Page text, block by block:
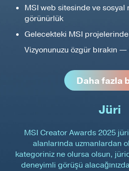
MSI web sitesinde ve
görünürlük
Gelecekteki MSI projelerinde
Vizyonunuzu özgür bırakın —
Daha fazla
Jüri
MSI Creator Awards 2025
alanlarında uzmanlardan
kategoriniz ne olursa olsun,
deneyimli görüşü